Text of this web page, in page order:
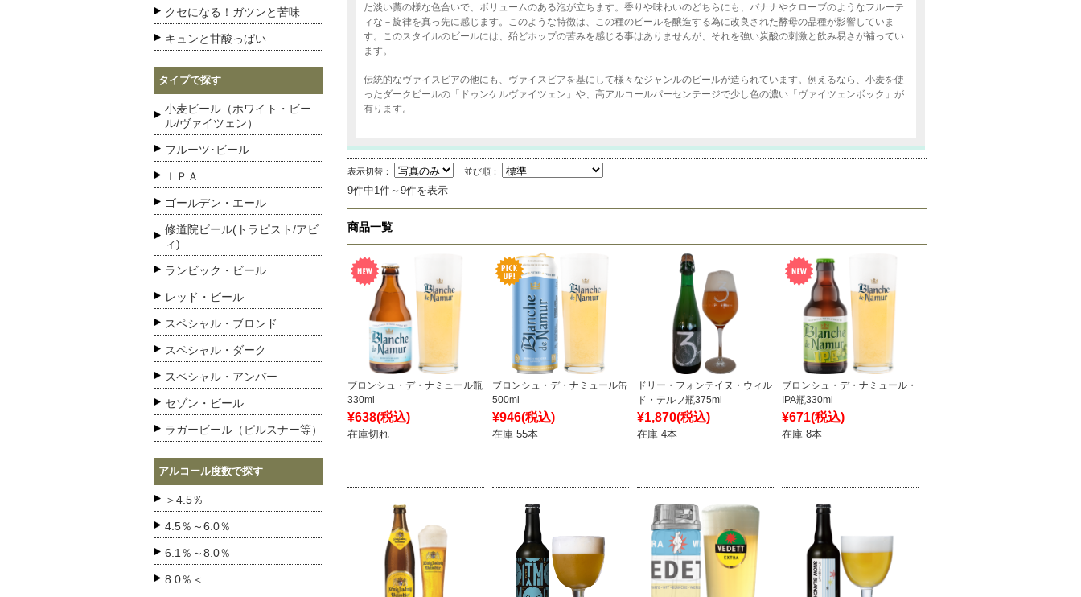
た淡い藁の様な色合いで、ボリュームのある泡が立ちます。香りや味わいのどちらにも、バナナやクローブのようなフルーテ
ィな－旋律を真っ先に感じます。このような特徴は、この種のビールを醸造する為に改良された酵母の品種が影響していま
す。このスタイルのビールには、殆どホップの苦みを感じる事はありませんが、それを強い炭酸の刺激と飲み易さが補ってい
ます。
伝統的なヴァイスビアの他にも、ヴァイスビアを基にして様々なジャンルのビールが造られています。例えるなら、小麦を使
ったダークビールの「ドゥンケルヴァイツェン」や、高アルコールパーセンテージで少し色の濃い「ヴァイツェンボック」が
有ります。
表示切替： 並び順：
9件中1件～9件を表示
商品一覧
ブロンシュ・デ・ナミュール瓶
330ml
¥638(税込)
在庫切れ
ブロンシュ・デ・ナミュール缶
500ml
¥946(税込)
在庫 55本
ドリー・フォンテイヌ・ウィル
ド・テルフ瓶375ml
¥1,870(税込)
在庫 4本
ブロンシュ・デ・ナミュール・
IPA瓶330ml
¥671(税込)
在庫 8本
クセになる！ガツンと苦味
キュンと甘酸っぱい
タイプで探す
小麦ビール（ホワイト・ビー
ル/ヴァイツェン）
フルーツ･ビール
ＩＰＡ
ゴールデン・エール
修道院ビール(トラピスト/アビ
ィ)
ランビック・ビール
レッド・ビール
スペシャル・ブロンド
スペシャル・ダーク
スペシャル・アンバー
セゾン・ビール
ラガービール（ピルスナー等）
アルコール度数で探す
＞4.5％
4.5％～6.0％
6.1％～8.0％
8.0％＜